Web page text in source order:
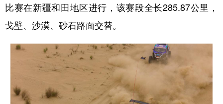
陕西 甘肃 青海 宁夏
新疆 内蒙古
多语种频道
English Español Français عربى
比赛在新疆和田地区进行，该赛段全长285.87公里，
戈壁、沙漠、砂石路面交替。